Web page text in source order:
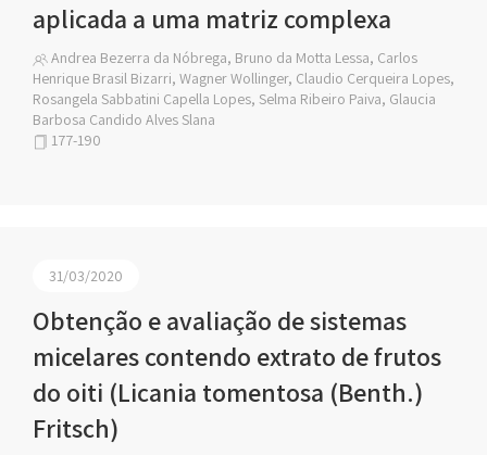
aplicada a uma matriz complexa
Andrea Bezerra da Nóbrega, Bruno da Motta Lessa, Carlos
Henrique Brasil Bizarri, Wagner Wollinger, Claudio Cerqueira Lopes,
Rosangela Sabbatini Capella Lopes, Selma Ribeiro Paiva, Glaucia
Barbosa Candido Alves Slana
177-190
31/03/2020
Obtenção e avaliação de sistemas
micelares contendo extrato de frutos
do oiti (Licania tomentosa (Benth.)
Fritsch)